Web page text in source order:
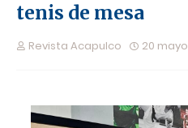
tenis de mesa
Revista Acapulco 20 mayo